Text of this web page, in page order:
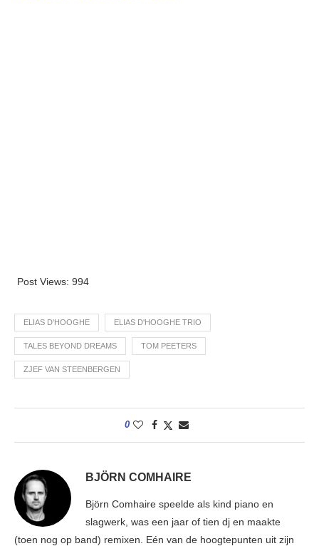
Post Views: 994
ELIAS D'HOOGHE ELIAS D'HOOGHE TRIO
TALES BEYOND DREAMS TOM PEETERS
ZJEF VAN STEENBERGEN
0
BJÖRN COMHAIRE
Björn Comhaire speelde als kind piano en
slagwerk, was een jaar of tien dj en maakte
(toen nog op band) remixen. Eén van de hoogtepunten uit zijn